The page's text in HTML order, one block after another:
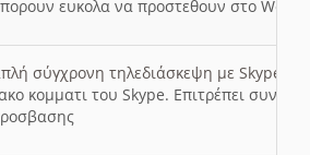
ευκολα να προστεθουν στο Word
σύγχρονη τηλεδιάσκεψη με Skype
κομματι του Skype. Επιτρέπει